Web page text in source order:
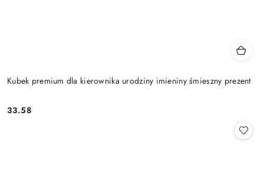
Kubek premium dla kierownika urodziny imieniny śmieszny prezent
Cena:
33.58